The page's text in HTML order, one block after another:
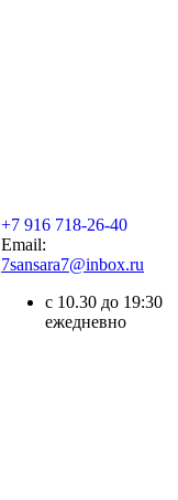
+7 916 718-26-40
Email:
7sansara7@inbox.ru
с 10.30 до 19:30
ежедневно